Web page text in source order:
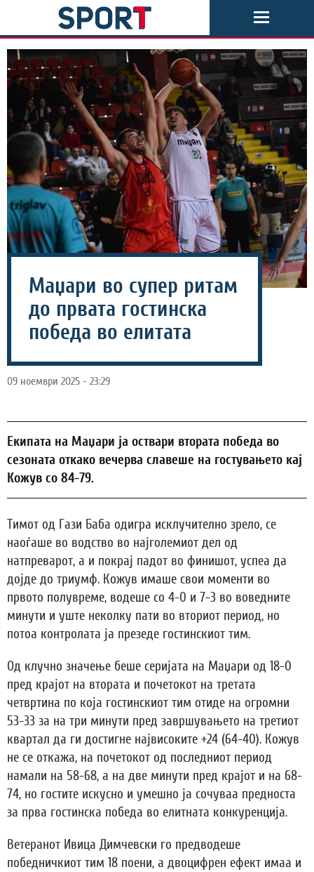
Маџари во супер ритам
до првата гостинска
победа во елитата
09 ноември 2025 - 23:29
Екипата на Маџари ја оствари втората победа во
сезоната откако вечерва славеше на гостувањето кај
Кожув со 84-79.
Тимот од Гази Баба одигра исклучително зрело, се
наоѓаше во водство во најголемиот дел од
натпреварот, а и покрај падот во финишот, успеа да
дојде до триумф. Кожув имаше свои моменти во
првото полувреме, водеше со 4-0 и 7-3 во воведните
минути и уште неколку пати во вториот период, но
потоа контролата ја презеде гостинскиот тим.
Од клучно значење беше серијата на Маџари од 18-0
пред крајот на втората и почетокот на третата
четвртина по која гостинскиот тим отиде на огромни
53-33 за на три минути пред завршувањето на третиот
квартал да ги достигне највисоките +24 (64-40). Кожув
не се откажа, на почетокот од последниот период
намали на 58-68, а на две минути пред крајот и на 68-
74, но гостите искусно и умешно ја сочуваа предноста
за прва гостинска победа во елитната конкуренција.
Ветеранот Ивица Димчевски го предводеше
победничкиот тим 18 поени, а двоцифрен ефект имаа и